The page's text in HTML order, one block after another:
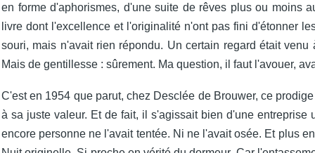
en forme d'aphorismes, d'une suite de rêves plus ou moins
livre dont l'excellence et l'originalité n'ont pas fini d'étonner
souri, mais n'avait rien répondu. Un certain regard était
Mais de gentillesse : sûrement. Ma question, il faut l'avouer,
C'est en 1954 que parut, chez Desclée de Brouwer, ce
à sa juste valeur. Et de fait, il s'agissait bien d'une
encore personne ne l'avait tentée. Ni ne l'avait osée. Et plus